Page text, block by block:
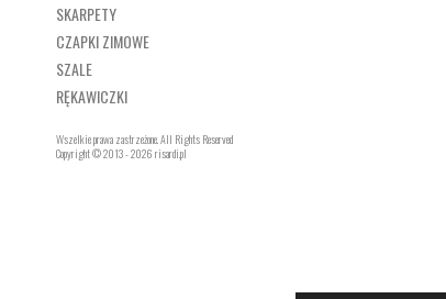
SKARPETY
CZAPKI ZIMOWE
SZALE
RĘKAWICZKI
Wszelkie prawa zastrzeżone. All Rights Reserved
Copyright © 2013 - 2026 risardi.pl